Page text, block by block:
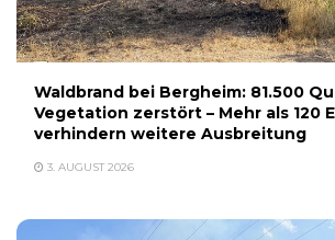
Waldbrand bei Bergheim: 81.500
Vegetation zerstört – Mehr als 120
verhindern weitere Ausbreitung
3. AUGUST 2026